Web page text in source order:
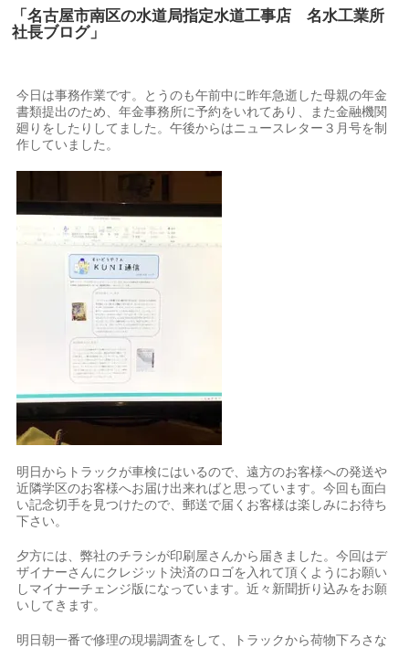
「名古屋市南区の水道局指定水道工事店 名水工業所
社長ブログ」
今日は事務作業です。とうのも午前中に昨年急逝した母親の年金
書類提出のため、年金事務所に予約をいれてあり、また金融機関
廻りをしたりしてました。午後からはニュースレター３月号を制
作していました。
明日からトラックが車検にはいるので、遠方のお客様への発送や
近隣学区のお客様へお届け出来ればと思っています。今回も面白
い記念切手を見つけたので、郵送で届くお客様は楽しみにお待ち
下さい。
夕方には、弊社のチラシが印刷屋さんから届きました。今回はデ
ザイナーさんにクレジット決済のロゴを入れて頂くようにお願い
しマイナーチェンジ版になっています。近々新聞折り込みをお願
いしてきます。
明日朝一番で修理の現場調査をして、トラックから荷物下ろさな